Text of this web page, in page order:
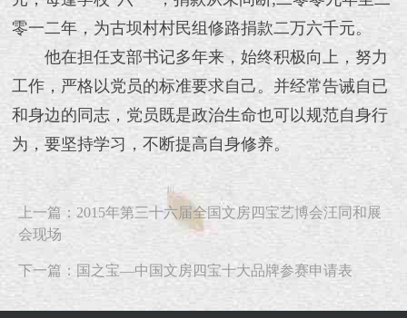
零一二年，为古坝村村民组修路捐款二万六千元。
他在担任支部书记多年来，始终积极向上，努力
工作，严格以党员的标准要求自己。并经常告诫自已
和身边的同志，党员既是政治生命也可以规范自身行
为，要坚持学习，不断提高自身修养。
上一篇：2015年第三十六届全国文房四宝艺博会汪同和展
会现场
下一篇：国之宝—中国文房四宝十大品牌参赛申请表